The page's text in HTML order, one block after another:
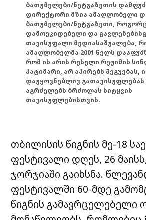
ბათუმელები/ნეტგაზეთის
დირექტორი მზია ამაღლობელი
ბათუმელები/ნეტგაზეთი, როგორც
დამოუკიდებელი და
თავისუფალი მედიასაშუალება,
ამაღლობელმა 2001 წელს
რომ ის არის რუსული რეჟიმის
პატიმარი, არ აპირებს შეგუებას,
დაუყოვნებლივ გათავისუფლებას
აგრძელებს ბრძოლას სიტყვის
თავისუფლებისთვის.
თბილისის წიგნის მე-18
ფესტივალი დღეს, 26
ჯორჯიაში გაიხსნა.
ფესტივალში 60-მდე
წიგნის გამავრცელებელი